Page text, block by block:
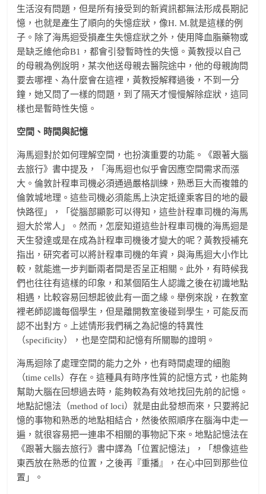
生活沒有問題，但是所有接受到的新資訊都無法形成長期記
憶，也就是產生了順向的失憶症狀，像H. M.就是這樣的例
子。除了海馬迴受損產生失憶症狀之外，使用降血脂藥物或
是缺乏維他命B1，都會引發暫時性的失憶。黃教授以自己
的母親為例說明，某次他送母親去醫院途中，他的母親詢問
要去哪裡、為什麼會在這裡，黃教授解釋過後，不到一分
鐘，她又問了一樣的問題，到了隔天才慢慢解除症狀，這同
樣也是暫時性失憶。
空間、時間與記憶
海馬迴對於如何理解空間，也扮演重要的功能。《跟著大腦
去旅行》書中提及，「海馬迴也似乎會因應空間需求而漲
大。倫敦計程車司機必須通過嚴格訓練，熟悉巨大而複雜的
倫敦城地理。這些司機必須能馬上決定抵達乘客目的地的最
快路徑」，「從腦部顯影可以得知，這些計程車司機的海馬
迴大於常人」。然而，怎麼知道這些計程車司機的海馬迴是
天生發達或是在成為計程車司機後才變大的呢？黃教授補充
指出，研究者可以將計程車司機的年資，與海馬迴大小作比
較，就能進一步判斷兩者間是否呈正相關。此外，有時候我
們也往往有這樣的印象，和某個陌生人認識之後在初識地點
相遇，比較容易回想起彼此有一面之緣。舉例來說，在教室
裡老師認識每個學生，但是離開教室後碰到學生，可能反而
認不出對方。上述情形我們稱之為記憶的特異性
（specificity），也是空間和記憶有所關聯的證明。
海馬迴除了處理空間的能力之外，也有時間處理的細胞
（time cells）存在。這種具有時序性質的記憶方式，也能夠
幫助大腦在回想過去時，能夠較為有效地找回先前的記憶。
地點記憶法（method of loci）就是由此發想而來，只要將記
憶的事物和熟悉的地點相結合，然後依照順序在腦海中走一
遍，就很容易把一連串不相關的事物記下來。地點記憶法在
《跟著大腦去旅行》書中譯為「位置記憶法」，「想像這些
東西放在熟悉的位置，之後再『重播』，在心中回到那些位
置」。